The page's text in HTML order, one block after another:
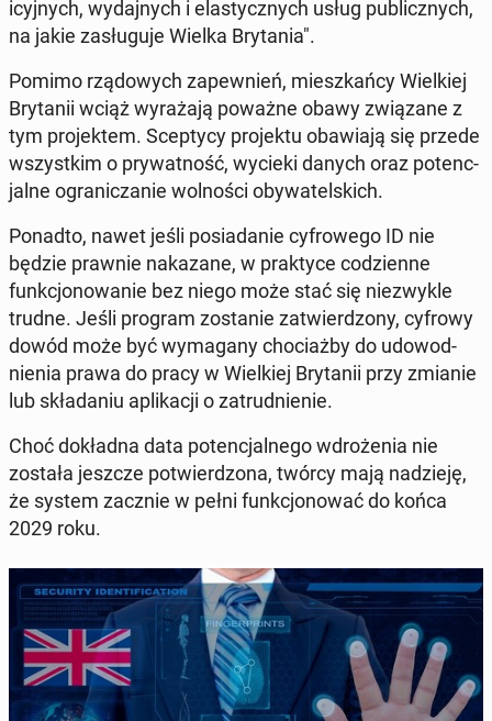
icyjnych, wyda­jnych i elasty­cznych usług pub­licznych,
na jakie za­sługu­je Wielka Bry­ta­nia".
Pomimo rzą­dowych za­pewnień, mieszkań­cy Wielkiej
Bry­tanii wciąż wyraża­ją poważne obawy związane z
tym pro­jek­tem. Scep­ty­cy pro­jek­tu obaw­ia­ją się przede
wszys­tkim o pry­wat­ność, wycieki danych oraz po­tenc­
jalne ograniczanie wol­noś­ci oby­wa­tel­s­kich.
Ponadto, nawet jeśli posi­adanie cyfrowego ID nie
będzie prawnie nakazane, w prak­tyce codzi­enne
funkcjonowanie bez niego może stać się niezwyk­le
trudne. Jeśli program zostanie za­twierd­zony, cyfrowy
dowód może być wyma­gany cho­ci­aż­by do udowod­
nienia prawa do pracy w Wielkiej Bry­tanii przy zmianie
lub składa­niu ap­likacji o za­trud­nie­nie.
Choć dokład­na data po­tenc­jal­nego wdroże­nia nie
została jeszcze potwierd­zona, twórcy mają nadzieję,
że system zacznie w pełni funkcjonować do końca
2029 roku.